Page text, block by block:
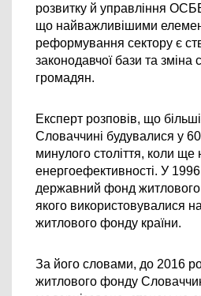
розвитку й управління
що найважливішими
реформування сектору є
законодавчої бази та зміна
громадян.
Експерт розповів, що
Словаччині будувалися у
минулого століття, коли ще
енергоефективності. У
державний фонд житлового
якого використовувалися
житлового фонду країни.
За його словами, до 2016
житлового фонду